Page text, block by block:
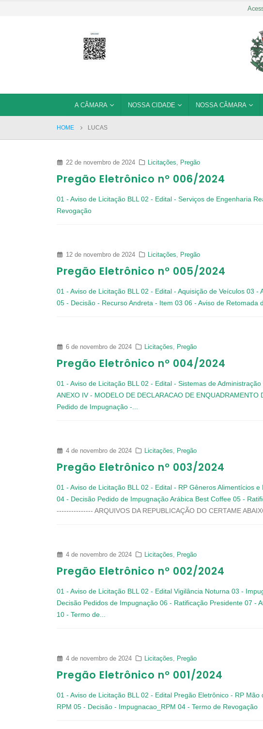
A CÂMARA NOSSA CIDADE NOSSA CÂMARA
HOME LUCAS
22 de novembro de 2024 Licitações, Pregão
Pregão Eletrônico nº 006/2024
01 - Aviso de Licitação BLL 02 - Edital - Serviços de Engenharia
Revogação
12 de novembro de 2024 Licitações, Pregão
Pregão Eletrônico nº 005/2024
01 - Aviso de Licitação BLL 02 - Edital - Aquisição de Veículos 03 -
05 - Decisão - Recurso Andreta - Item 03 06 - Aviso de Retomada
6 de novembro de 2024 Licitações, Pregão
Pregão Eletrônico nº 004/2024
01 - Aviso de Licitação BLL 02 - Edital - Sistemas de Administração
ANEXO IV - MODELO DE DECLARACAO DE ENQUADRAMENTO
Pedido de Impugnação -...
4 de novembro de 2024 Licitações, Pregão
Pregão Eletrônico nº 003/2024
01 - Aviso de Licitação BLL 02 - Edital - RP Gêneros Alimentícios e
04 - Decisão Pedido de Impugnação Arábica Best Coffee 05 -
--------------- ARQUIVOS DA REPUBLICAÇÃO DO CERTAME
4 de novembro de 2024 Licitações, Pregão
Pregão Eletrônico nº 002/2024
01 - Aviso de Licitação BLL 02 - Edital Vigilância Noturna 03 -
Decisão Pedidos de Impugnação 06 - Ratificação Presidente 07 -
10 - Termo de...
4 de novembro de 2024 Licitações, Pregão
Pregão Eletrônico nº 001/2024
01 - Aviso de Licitação BLL 02 - Edital Pregão Eletrônico - RP Mão
RPM 05 - Decisão - Impugnacao_RPM 04 - Termo de Revogação